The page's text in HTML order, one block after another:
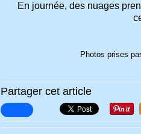
En journée, des nuages
Photos prises
Partager cet article